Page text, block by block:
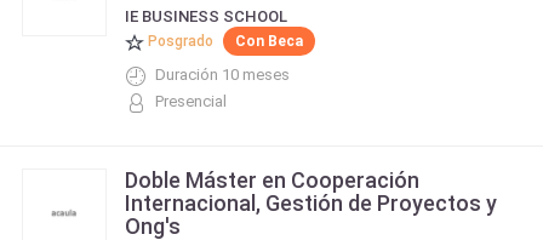
IE BUSINESS SCHOOL
Posgrado Con Beca
Duración 10 meses
Presencial
Doble Máster en Cooperación
Internacional, Gestión de Proyectos y
Ong's